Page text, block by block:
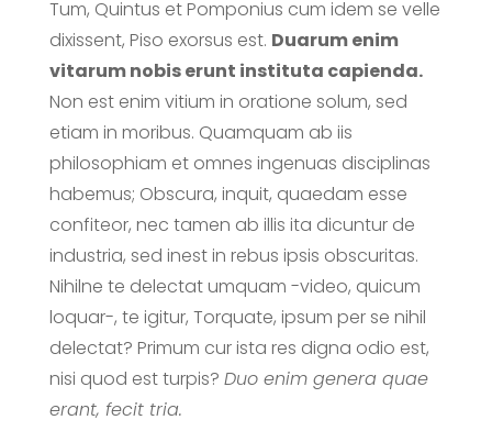
Tum, Quintus et Pomponius cum idem se velle
dixissent, Piso exorsus est. Duarum enim
vitarum nobis erunt instituta capienda.
Non est enim vitium in oratione solum, sed
etiam in moribus. Quamquam ab iis
philosophiam et omnes ingenuas disciplinas
habemus; Obscura, inquit, quaedam esse
confiteor, nec tamen ab illis ita dicuntur de
industria, sed inest in rebus ipsis obscuritas.
Nihilne te delectat umquam -video, quicum
loquar-, te igitur, Torquate, ipsum per se nihil
delectat? Primum cur ista res digna odio est,
nisi quod est turpis? Duo enim genera quae
erant, fecit tria.